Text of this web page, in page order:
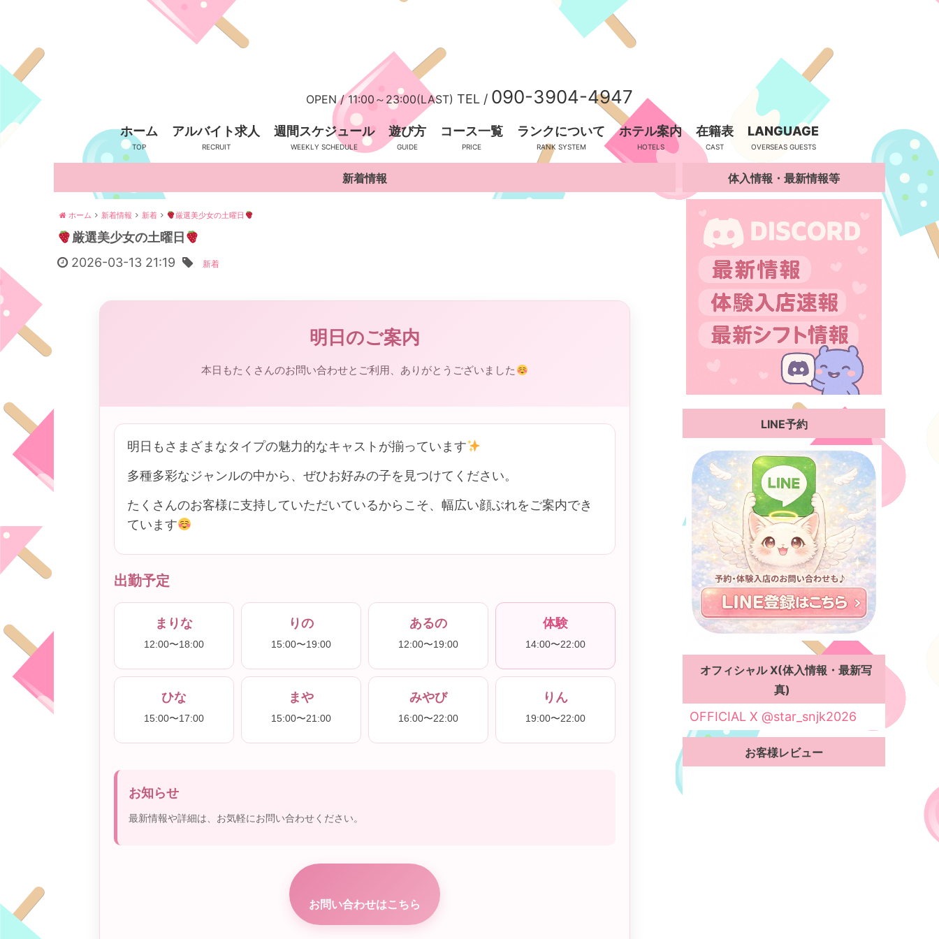
OPEN /11:00～23:00(LAST) TEL / 090-3904-4947
ホーム アルバイト求人 週間スケジュール 遊び方 コース一覧 ランクについて ホテル案内 在籍表 LANGUAGE
新着情報
ホーム 新着情報 新着 厳選美少女の土曜日
厳選美少女の土曜日
2026-03-13 21:19
新着
明日のご案内
本日もたくさんのお問い合わせとご利用、ありがとうございました
明日もさまざまなタイプの魅力的なキャストが揃っています
多種多彩なジャンルの中から、ぜひお好みの子を見つけてください。
たくさんのお客様に支持していただいているからこそ、幅広い顔ぶれをご案内でき
ています
出勤予定
まりな
12:00〜18:00
りの
15:00〜19:00
あるの
12:00〜19:00
体験
14:00〜22:00
ひな
15:00〜17:00
まや
15:00〜21:00
みやび
16:00〜22:00
りん
19:00〜22:00
お知らせ
最新情報や詳細は、お気軽にお問い合わせください。
お問い合わせはこちら
体入情報・最新情報等
LINE予約
オフィシャル X(体入情報・最新写
真)
OFFICIAL X @star_snjk2026
お客様レビュー